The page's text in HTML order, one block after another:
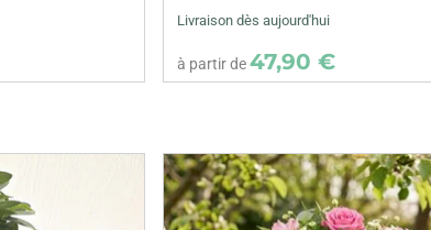
Livraison dès aujourd'hui
à partir de47,90 €